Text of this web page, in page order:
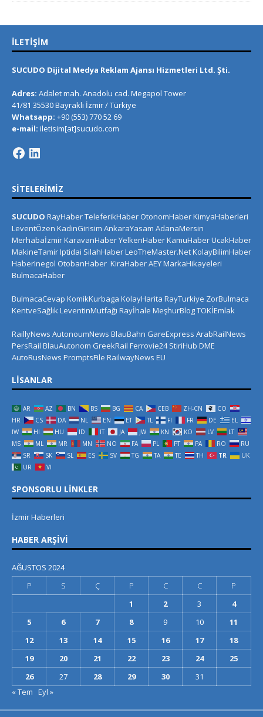
İLETIŞIM
SUCUDO Dijital Medya Reklam Ajansı Hizmetleri Ltd. Şti.
Adres: Adalet mah. Anadolu cad. Megapol Tower
41/81 35530 Bayraklı İzmir / Türkiye
Whatsapp: +90 (553) 770 52 69
e-mail: iletisim[at]sucudo.com
SITELERIMIZ
SUCUDO RayHaberTeleferikHaber OtonomHaberKimyaHaberleri
LeventÖzen KadinGirisim AnkaraYasam AdanaMersin
MerhabaİzmirKaravanHaberYelkenHaberKamuHaberUcakHaber
MakineTamirIptidai SilahHaberLeoTheMaster.NetKolayBilimHaber
HaberInegol OtobanHaber KiraHaberAEYMarkaHikayeleri
BulmacaHaber
BulmacaCevap KomikKurbaga KolayHarita RayTurkiye ZorBulmaca
KentveSağlıkLeventinMutfağı Rayİhale MeşhurBlogTOKİEmlak
RaillyNews AutonoumNews BlauBahn GareExpress ArabRailNews
PersRail BlauAutonom GreekRail Ferrovie24 StiriHub DME
AutoRusNews PromptsFile RailwayNews EU
LISANLAR
AR AZ BN BS BG CA CEB ZH-CN
CO
HR
CS DA NL EN ET TL FI FR DE
EL
IW
HI HU ID IT JA JW KN KO LV
LT
MS
ML MR MN NO FA PL PT PA RO
RU
SR
SK SL ES SV TG TA TE TH TR
UK
UR
VI
SPONSORLU LINKLER
İzmir Haberleri
HABER ARŞIVI
AĞUSTOS 2024
P
S Ç P C C
P
1
2 3
4
5
6 7 8 9 10
11
12
13 14 15 16 17
18
19
20 21 22 23 24
25
26
27 28 29 30
31
« Tem Eyl »